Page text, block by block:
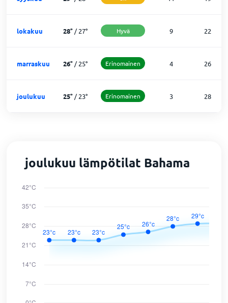
lokakuu 28° /27° Hyvä 9 22
marraskuu 26° /25° Erinomainen 4 26
joulukuu 25° /23° Erinomainen 3 28
joulukuu lämpötilat Bahama